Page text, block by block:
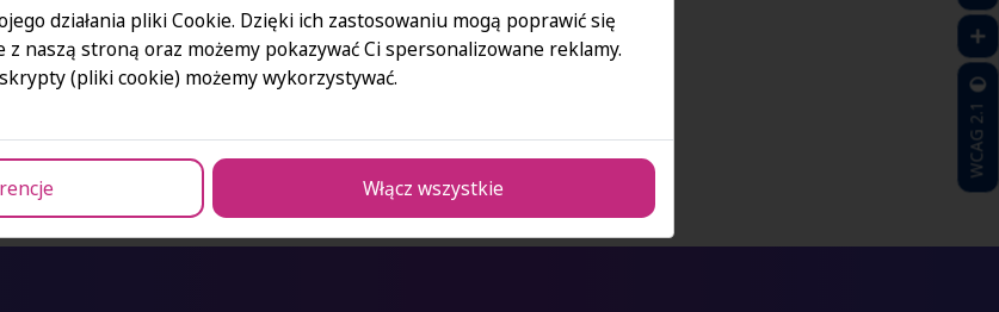
Zachęcamy do zapoznania się z ofertą.
Więcej informacji
WCAG 2.1
działania pliki Cookie. Dzięki ich zastosowaniu mogą poprawić się
z naszą stroną oraz możemy pokazywać Ci spersonalizowane reklamy.
(pliki cookie) możemy wykorzystywać.
Włącz wszystkie